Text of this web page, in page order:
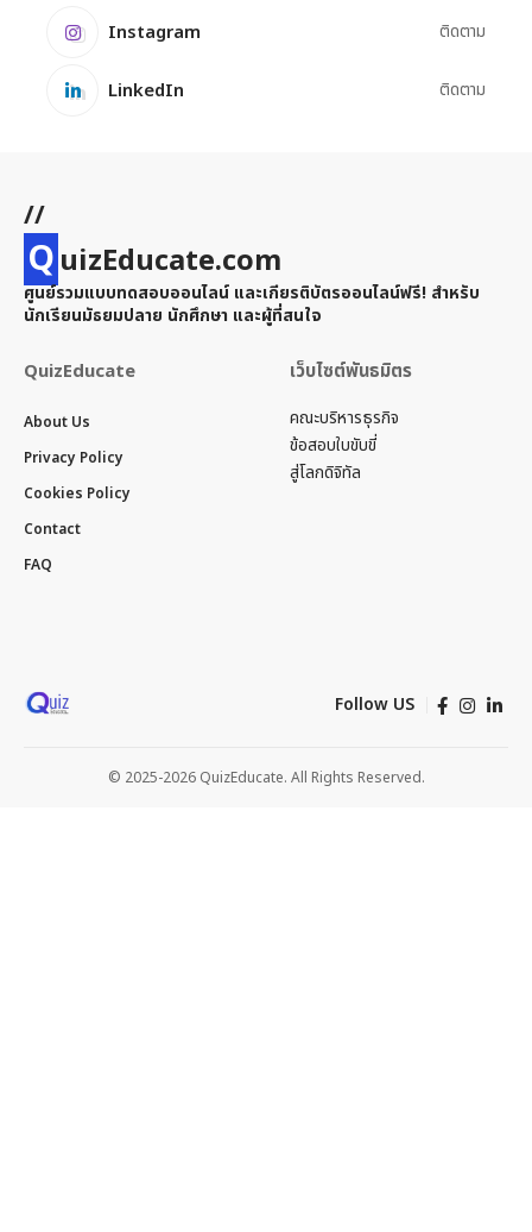
Instagram ติดตาม
LinkedIn ติดตาม
//
QuizEducate.com
ศูนย์รวมแบบทดสอบออนไลน์ และเกียรติบัตรออนไลน์ฟรี! สำหรับ
นักเรียนมัธยมปลาย นักศึกษา และผู้ที่สนใจ
QuizEducate
About Us
Privacy Policy
Cookies Policy
Contact
FAQ
เว็บไซต์พันธมิตร
คณะบริหารธุรกิจ
ข้อสอบใบขับขี่
สู่โลกดิจิทัล
Follow US
© 2025-2026 QuizEducate. All Rights Reserved.